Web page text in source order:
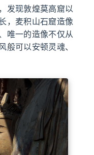
发现敦煌莫高窟以
，麦积山石窟造像
唯一的造像不仅从
般可以安顿灵魂、